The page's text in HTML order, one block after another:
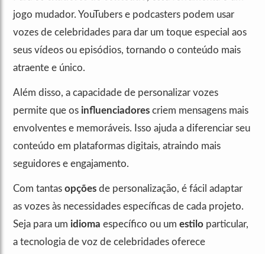
jogo mudador. YouTubers e podcasters podem usar
vozes de celebridades para dar um toque especial aos
seus vídeos ou episódios, tornando o conteúdo mais
atraente e único.
Além disso, a capacidade de personalizar vozes
permite que os influenciadores criem mensagens mais
envolventes e memoráveis. Isso ajuda a diferenciar seu
conteúdo em plataformas digitais, atraindo mais
seguidores e engajamento.
Com tantas opções de personalização, é fácil adaptar
as vozes às necessidades específicas de cada projeto.
Seja para um idioma específico ou um estilo particular,
a tecnologia de voz de celebridades oferece